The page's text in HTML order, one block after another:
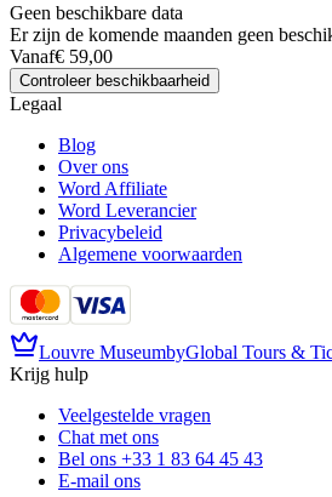
Geen beschikbare data
Er zijn de komende maanden geen
Vanaf€ 59,00
Controleer beschikbaarheid
Legaal
Blog
Over ons
Word Affiliate
Word Leverancier
Privacybeleid
Algemene voorwaarden
Louvre MuseumbyGlobal Tours &
Krijg hulp
Veelgestelde vragen
Chat met ons
Bel ons +33 1 83 64 45 43
E-mail ons